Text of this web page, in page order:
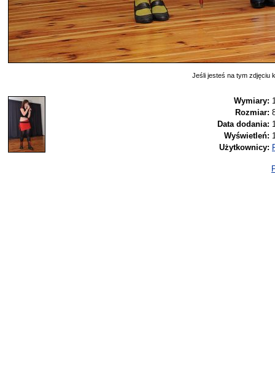
Jeśli jesteś na tym zdjęciu
Wymiary:
Rozmiar:
Data dodania:
Wyświetleń:
Użytkownicy: